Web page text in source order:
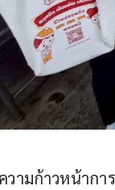
วามก้าวหน้าก